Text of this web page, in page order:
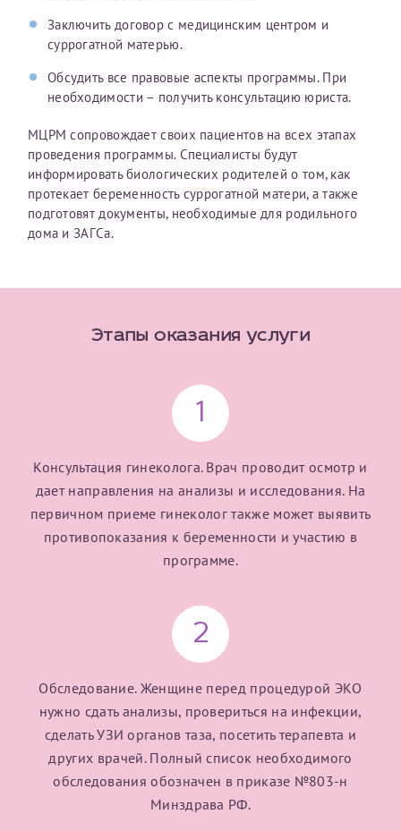
Заключить договор с медицинским центром и
суррогатной матерью.
Обсудить все правовые аспекты программы. При
необходимости – получить консультацию юриста.
МЦРМ сопровождает своих пациентов на всех этапах
проведения программы. Специалисты будут
информировать биологических родителей о том, как
протекает беременность суррогатной матери, а также
подготовят документы, необходимые для родильного
дома и ЗАГСа.
Этапы оказания услуги
1
Консультация гинеколога. Врач проводит осмотр и
дает направления на анализы и исследования. На
первичном приеме гинеколог также может выявить
противопоказания к беременности и участию в
программе.
2
Обследование. Женщине перед процедурой ЭКО
нужно сдать анализы, провериться на инфекции,
сделать УЗИ органов таза, посетить терапевта и
других врачей. Полный список необходимого
обследования обозначен в приказе №803-н
Минздрава РФ.
скан 2-3 страниц паспорта пациента и
налогоплательщика* (основной разворот с фотографией,
Нажимая кнопку "Отправить" соглашаюсь с
Я подтверждаю свое согласие на передачу указанной мной
информации в электронной форме (в том числе персональных
данных) по открытым каналам связи сети Интернет.